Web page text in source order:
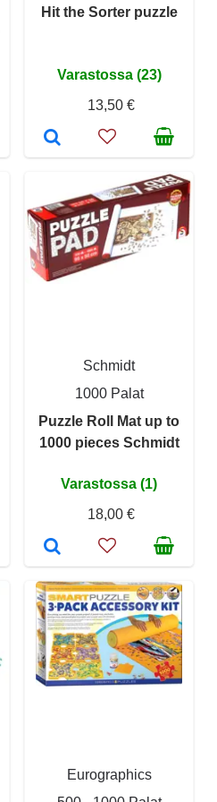
Hit the Sorter puzzle
Varastossa (23)
13,50 €
Schmidt
1000 Palat
Puzzle Roll Mat up to
1000 pieces Schmidt
Varastossa (1)
18,00 €
Eurographics